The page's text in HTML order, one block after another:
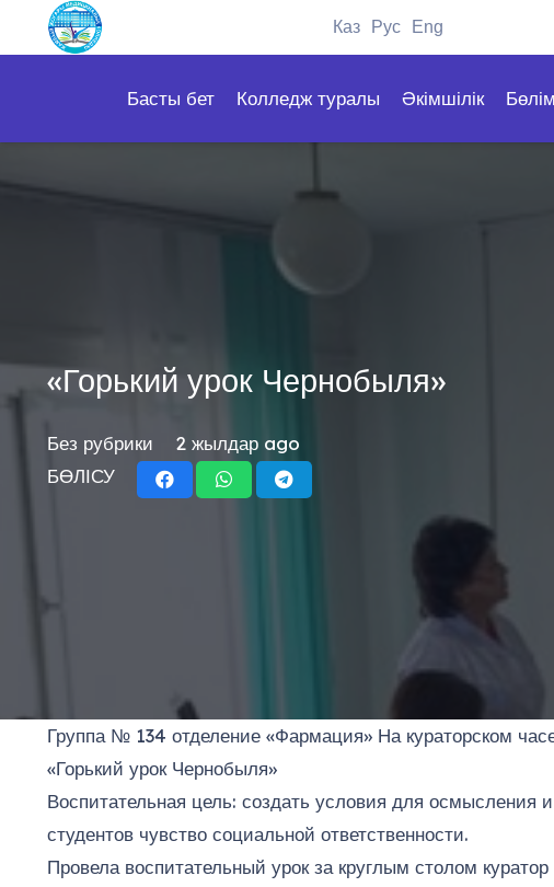
Каз Рус Eng
Басты бет Колледж туралы Әкімшілік
«Горький урок Чернобыля»
Без рубрики
2 жылдар ago
БӨЛІСУ
Группа № 134 отделение «Фармация» На кураторском
«Горький урок Чернобыля»
Воспитательная цель: создать условия для
студентов чувство социальной ответственности.
Провела воспитательный урок за круглым столом